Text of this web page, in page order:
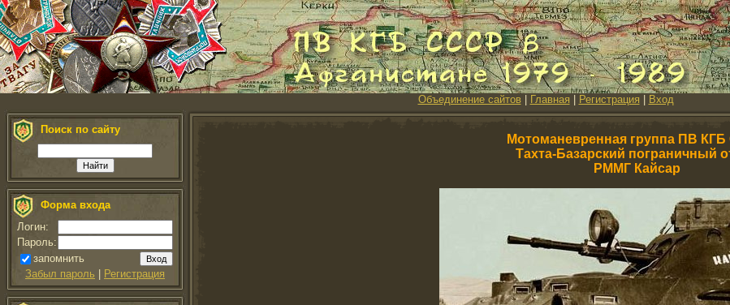
Объединение сайтов| Главная Регистрация Вход
Поиск по сайту
Форма входа
Логин:
Пароль:
запомнить
Забыл пароль
Регистрация
Мотоманевренная группа ПВ
Тахта-Базарский пограничный
РММГ Кайсар